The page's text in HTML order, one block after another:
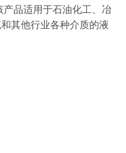
产品适用于石油化工、冶
其他行业各种介质的液
点